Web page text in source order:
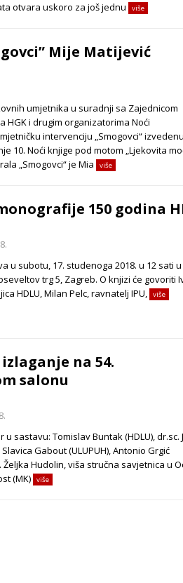
otvara uskoro za još jednu
više
Mije Matijević
umjetnika u suradnji sa Zajednicom
HGK i drugim organizatorima Noći
intervenciju „Smogovci“ izvedenu
10. Noći knjige pod motom „Ljekovita
„Smogovci“ je Mia
više
150 godina
u subotu, 17. studenoga 2018. u 12 sati u
trg 5, Zagreb. O knjizi će govoriti
HDLU, Milan Pelc, ravnatelj IPU,
više
na 54.
salonu
sastavu: Tomislav Buntak (HDLU), dr.sc.
Slavica Gabout (ULUPUH), Antonio Grgić
Željka Hudolin, viša stručna savjetnica u
(MK)
više